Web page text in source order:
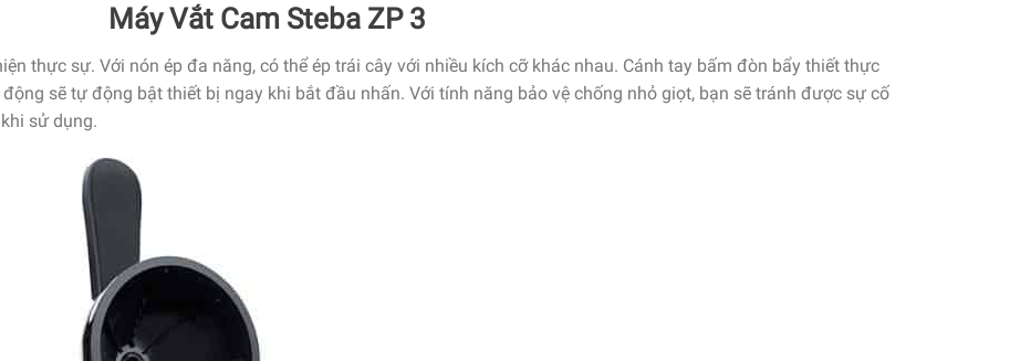
Máy Vắt Cam Steba ZP 3
thực sự. Với nón ép đa năng, có thể ép trái cây với nhiều kích cỡ khác nhau. Cánh tay bấm đòn bẩy thiết thực
sẽ tự động bật thiết bị ngay khi bắt đầu nhấn. Với tính năng bảo vệ chống nhỏ giọt, bạn sẽ tránh được sự cố
sử dụng.